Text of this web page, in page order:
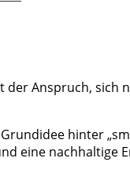
der Anspruch, sich
hinter
eine nachhaltige